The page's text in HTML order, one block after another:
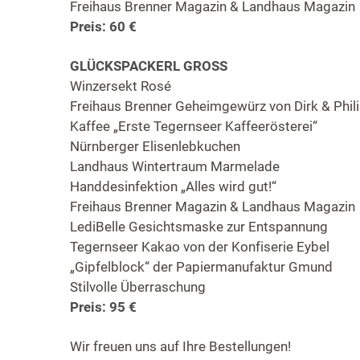
Freihaus Brenner Magazin & Landhaus Magazin
Preis: 60 €
GLÜCKSPACKERL GROSS
Winzersekt Rosé
Freihaus Brenner Geheimgewürz von Dirk &
Kaffee „Erste Tegernseer Kaffeerösterei“
Nürnberger Elisenlebkuchen
Landhaus Wintertraum Marmelade
Handdesinfektion „Alles wird gut!“
Freihaus Brenner Magazin & Landhaus Magazin
LediBelle Gesichtsmaske zur Entspannung
Tegernseer Kakao von der Konfiserie Eybel
„Gipfelblock“ der Papiermanufaktur Gmund
Stilvolle Überraschung
Preis: 95 €
Wir freuen uns auf Ihre Bestellungen!